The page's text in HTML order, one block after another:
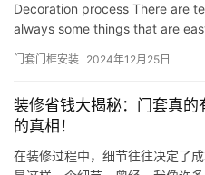
Decoration process There are
always some things that are
门套门框安装 2024年12月25日
装修省钱大揭秘：门套真
的真相！
在装修过程中，细节往往决定了